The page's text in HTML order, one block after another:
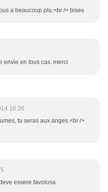
a beaucoup plu.<br /> bises
envie en tous cas. merci
16:26
tu seras aux anges.<br />
essere favolosa